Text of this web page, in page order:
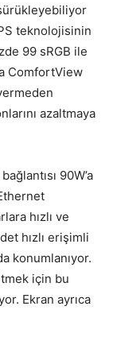
teknolojisinin
99 sRGB ile
ComfortView
azaltmaya
90W’a
hızlı ve
hızlı erişimli
konumlanıyor.
için bu
Ekran ayrıca